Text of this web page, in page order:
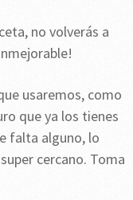
no volverás a
usaremos, como
que ya los tienes
falta alguno, lo
cercano. Toma